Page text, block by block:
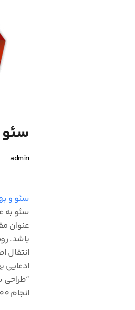
admin
سئو و
سئو به
عنوان
باشد.
انتقال
ادعایی
“طراحی
انجام 500 پروژه موفق